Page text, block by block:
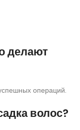
делают
операций.
волос?